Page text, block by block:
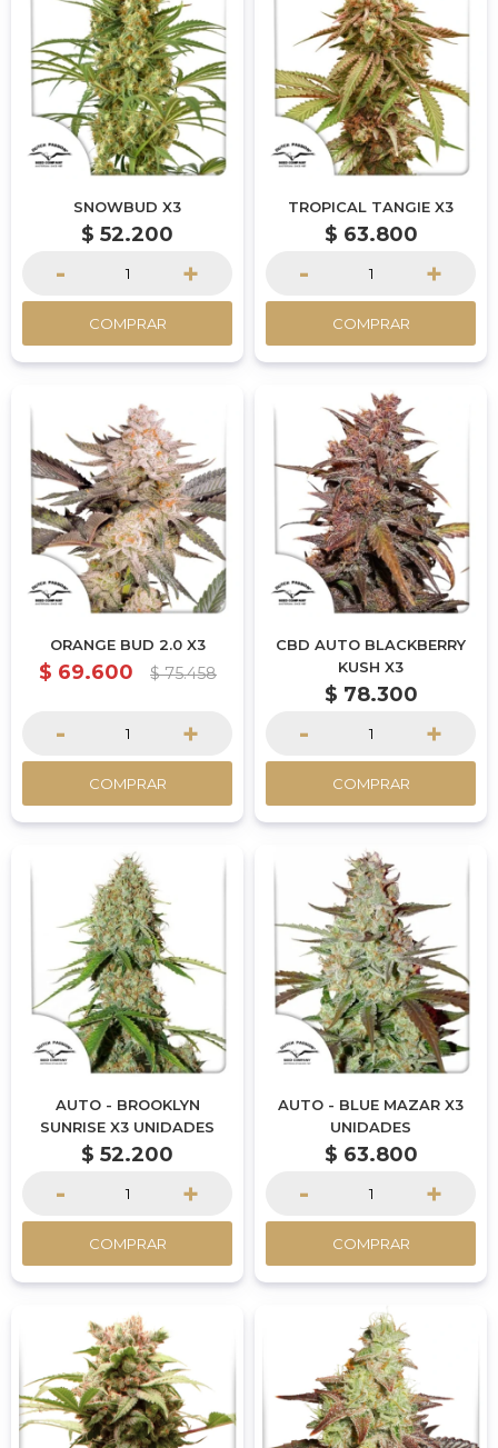
SNOWBUD X3
$ 52.200
- +
COMPRAR
TROPICAL TANGIE X3
$ 63.800
- +
COMPRAR
ORANGE BUD 2.0 X3
$ 69.600 $ 75.458
- +
COMPRAR
CBD AUTO BLACKBERRY
KUSH X3
$ 78.300
- +
COMPRAR
AUTO - BROOKLYN
SUNRISE X3 UNIDADES
$ 52.200
- +
COMPRAR
AUTO - BLUE MAZAR X3
UNIDADES
$ 63.800
- +
COMPRAR